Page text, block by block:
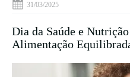
31/03/2025
Dia da Saúde e
Alimentação